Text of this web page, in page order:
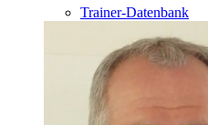
Trainer-Datenbank